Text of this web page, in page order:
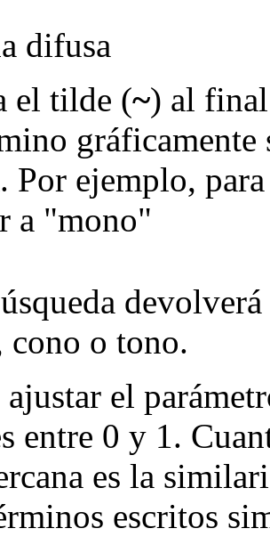
difusa
el tilde (~) al
gráficamente
Por ejemplo,
a "mono"
cono o tono.
ajustar el
entre 0 y 1.
es la
escritos